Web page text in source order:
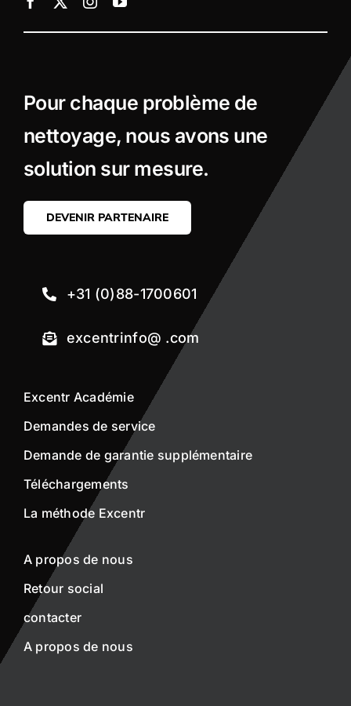
Pour chaque problème de
nettoyage, nous avons une
solution sur mesure.
DEVENIR PARTENAIRE
+31 (0)88-1700601
excentrinfo@ .com
Excentr Académie
Demandes de service
Demande de garantie supplémentaire
Téléchargements
La méthode Excentr
A propos de nous
Retour social
contacter
A propos de nous